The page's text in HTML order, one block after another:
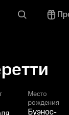
Место
рождения
Буэнос-